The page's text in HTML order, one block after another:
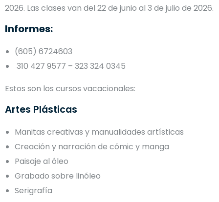
2026. Las clases van del 22 de junio al 3 de julio de 2026.
Informes:
(605) 6724603
310 427 9577 – 323 324 0345
Estos son los cursos vacacionales:
Artes Plásticas
Manitas creativas y manualidades artísticas
Creación y narración de cómic y manga
Paisaje al óleo
Grabado sobre linóleo
Serigrafía